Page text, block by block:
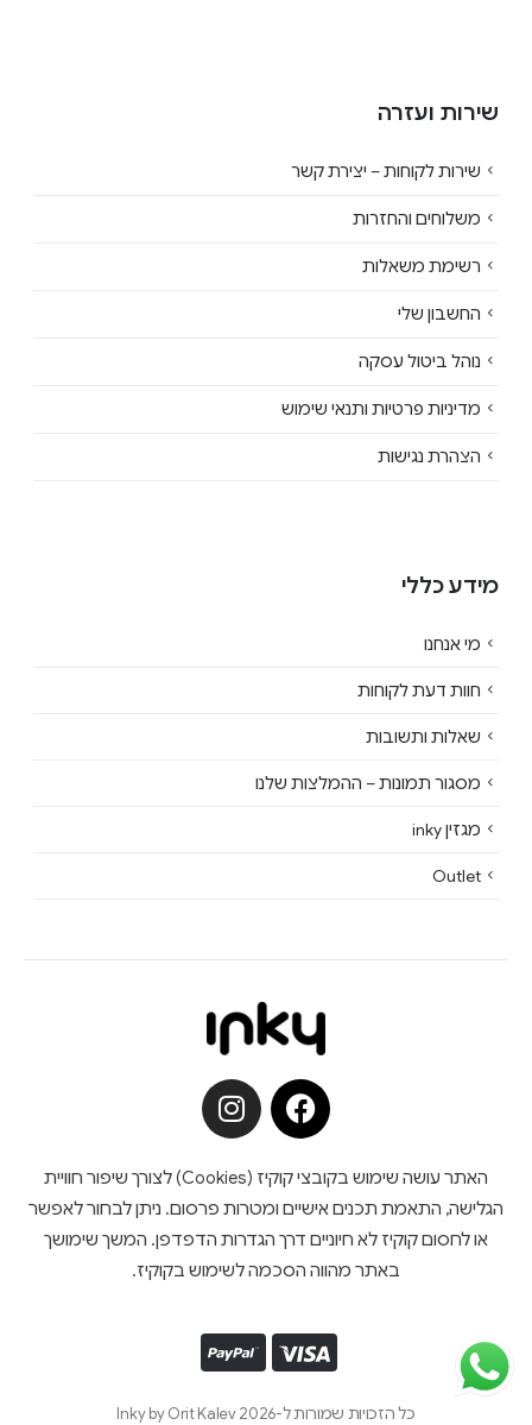
שירות ועזרה
שירות לקוחות – יצירת קשר
משלוחים והחזרות
רשימת משאלות
החשבון שלי
נוהל ביטול עסקה
מדיניות פרטיות ותנאי שימוש
הצהרת נגישות
מידע כללי
מי אנחנו
חוות דעת לקוחות
שאלות ותשובות
מסגור תמונות – ההמלצות שלנו
מגזין inky
Outlet
האתר עושה שימוש בקובצי קוקיז (Cookies) לצורך שיפור חוויית
הגלישה, התאמת תכנים אישיים ומטרות פרסום. ניתן לבחור לאפשר
או לחסום קוקיז לא חיוניים דרך הגדרות הדפדפן. המשך שימושך
באתר מהווה הסכמה לשימוש בקוקיז.
כל הזכויות שמורות ל-Inky by Orit Kalev 2026